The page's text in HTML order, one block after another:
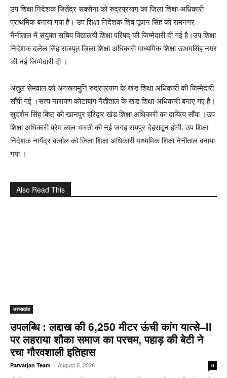
उप शिक्षा निदेशक जितेंद्र सक्सेना को रुद्रप्रयाग का जिला शिक्षा अधिकारी
प्राथमिक बनाया गया है। उप शिक्षा निदेशक शिव पूजन सिंह को रामनगर
नैनीताल में संयुक्त सचिव विद्यालयी शिक्षा परिषद् की जिम्मेदारी दी गई है।उप शिक्षा
निदेशक दलेल सिंह राजपूत जिला शिक्षा अधिकारी माध्यमिक शिक्षा ऊधमसिंह नगर
की नई जिम्मेदारी दी ।
अतुल सेमवाल को अगस्त्यमुनि रुद्रप्रयाग के खंड शिक्षा अधिकारी की जिम्मेदारी
सौंपी गई ।सत्य नारायण कोटाबाग नैतीताल के खंड शिक्षा अधिकारी बनाए गए हैं।
सुदर्शन सिंह बिष्ट को खानपुर हरिद्वार खंड शिक्षा अधिकारी का दायित्व सौंपा ।उप
शिक्षा अधिकारी प्रेम लाल भारती की नई जगह रायपुर देहरादून होगी. उप शिक्षा
निदेशक नागेंद्र बर्त्वाल को जिला शिक्षा अधिकारी माध्यमिक शिक्षा नैनीताल बनाया
गया ।
Also Read This
उत्तराखंड
उपलब्धि : लद्दाख की 6,250 मीटर ऊंची कांग यात्से–II
पर लहराया शौका समाज का परचम, पहाड़ की बेटी ने
रचा गौरवशाली इतिहास
Parvatjan Team - August 8, 2026 0